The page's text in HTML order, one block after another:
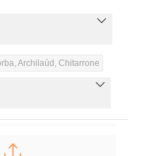
Archilaúd, Chitarrone